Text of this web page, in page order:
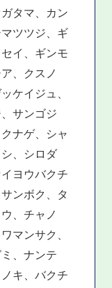
タマ、カン
ツツジ、ギ
イ、ギンモ
、クスノ
ケイジュ、
サンゴジ
ナゲ、シャ
、シロダ
ヨウバクチ
ンボク、タ
、チャノ
マンサク、
、ナンテ
キ、バクチ